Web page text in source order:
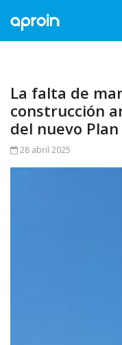
La falta de
construcción
del nuevo
28 abril 2025